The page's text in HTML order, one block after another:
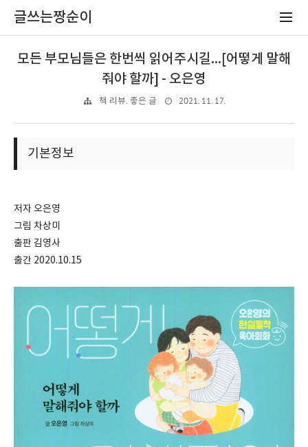
글쓰는짱순이
모든 부모님들은 한번씩 읽어주시길...[어떻게 말해
줘야 할까] - 오은영
책 리뷰. 좋은 글 2021. 11. 17.
기본정보
저자 오은영
그림 차상미
출판 김영사
출간 2020.10.15